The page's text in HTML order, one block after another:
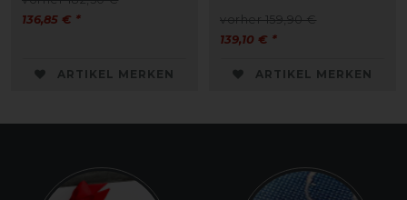
136,85 € *
ARTIKEL MERKEN
vorher 159,90 €
139,10 € *
ARTIKEL MERKEN